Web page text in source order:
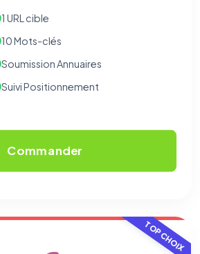
1 URL cible
10 Mots-clés
Soumission Annuaires
Suivi Positionnement
Commander
TOP CHOIX